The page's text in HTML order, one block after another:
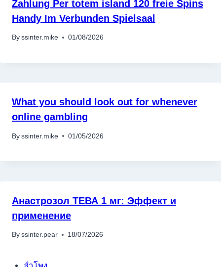
อุปกรณ์เพื่อความบันเทิง
อุปกรณ์เพื่อความบันเทิง
Zahlung Per totem island 120 freie Spins
Handy Im Verbunden Spielsaal
By ssinter.mike 01/08/2026
What you should look out for whenever
online gambling
By ssinter.mike 01/05/2026
Анастрозол ТЕВА 1 мг: Эффект и
применение
By ssinter.pear 18/07/2026